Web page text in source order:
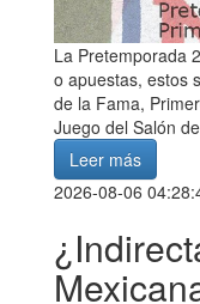
La Pretemporada
o apuestas, estos
de la Fama,
Juego del Salón
Leer más
2026-08-06